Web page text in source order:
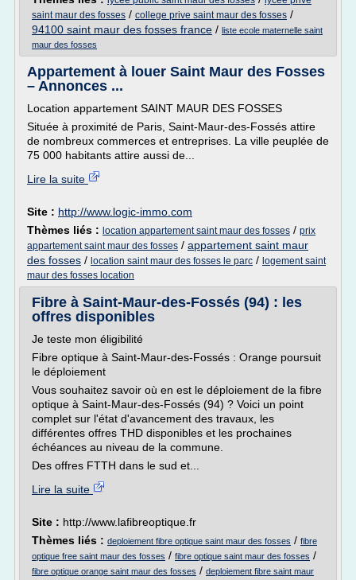
saint maur des fosses / college prive saint maur des fosses /
94100 saint maur des fosses france / liste ecole maternelle saint
maur des fosses
Appartement à louer Saint Maur des Fosses
– Annonces ...
Location appartement SAINT MAUR DES FOSSES
Située à proximité de Paris, Saint-Maur-des-Fossés attire
de nombreux commerces et entreprises. La ville peuplée de
75 000 habitants attire aussi de...
Lire la suite
Site : http://www.logic-immo.com
Thèmes liés : location appartement saint maur des fosses / prix
appartement saint maur des fosses / appartement saint maur
des fosses / location saint maur des fosses le parc / logement saint
maur des fosses location
Fibre à Saint-Maur-des-Fossés (94) : les
offres disponibles
Je teste mon éligibilité
Fibre optique à Saint-Maur-des-Fossés : Orange poursuit
le déploiement
Vous souhaitez savoir où en est le déploiement de la fibre
optique à Saint-Maur-des-Fossés (94) ? Voici un point
complet sur l'état d'avancement des travaux, les
différentes offres THD disponibles et les prochaines
échéances au niveau de la commune.
Des offres FTTH dans le sud et...
Lire la suite
Site : http://www.lafibreoptique.fr
Thèmes liés : deploiement fibre optique saint maur des fosses / fibre
optique free saint maur des fosses / fibre optique saint maur des fosses /
fibre optique orange saint maur des fosses / deploiement fibre saint maur